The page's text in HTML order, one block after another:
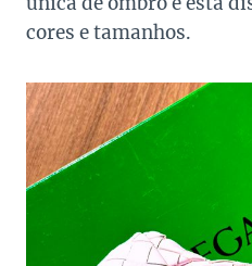
cores e tamanhos.